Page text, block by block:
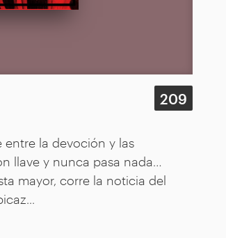
209
entre la devoción y las
llave y nunca pasa nada…
mayor, corre la noticia del